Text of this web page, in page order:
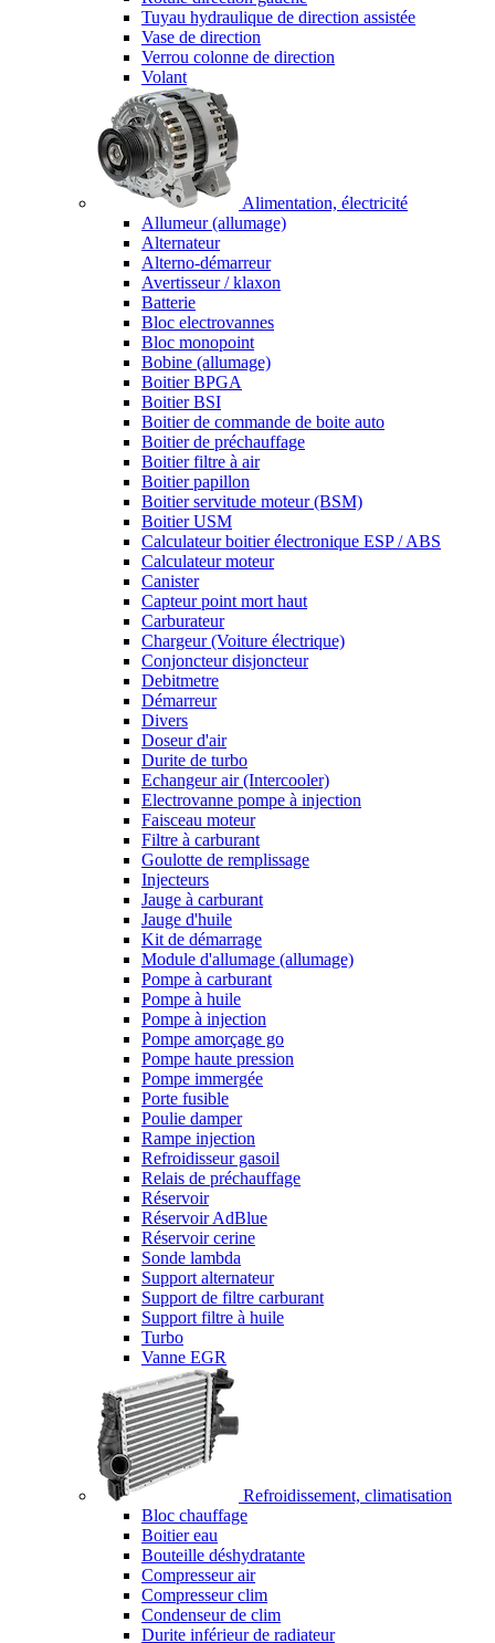
Tuyau hydraulique de direction assistée
Vase de direction
Verrou colonne de direction
Volant
Alimentation, électricité
Allumeur (allumage)
Alternateur
Alterno-démarreur
Avertisseur / klaxon
Batterie
Bloc electrovannes
Bloc monopoint
Bobine (allumage)
Boitier BPGA
Boitier BSI
Boitier de commande de boite auto
Boitier de préchauffage
Boitier filtre à air
Boitier papillon
Boitier servitude moteur (BSM)
Boitier USM
Calculateur boitier électronique ESP / ABS
Calculateur moteur
Canister
Capteur point mort haut
Carburateur
Chargeur (Voiture électrique)
Conjoncteur disjoncteur
Debitmetre
Démarreur
Divers
Doseur d'air
Durite de turbo
Echangeur air (Intercooler)
Electrovanne pompe à injection
Faisceau moteur
Filtre à carburant
Goulotte de remplissage
Injecteurs
Jauge à carburant
Jauge d'huile
Kit de démarrage
Module d'allumage (allumage)
Pompe à carburant
Pompe à huile
Pompe à injection
Pompe amorçage go
Pompe haute pression
Pompe immergée
Porte fusible
Poulie damper
Rampe injection
Refroidisseur gasoil
Relais de préchauffage
Réservoir
Réservoir AdBlue
Réservoir cerine
Sonde lambda
Support alternateur
Support de filtre carburant
Support filtre à huile
Turbo
Vanne EGR
Refroidissement, climatisation
Bloc chauffage
Boitier eau
Bouteille déshydratante
Compresseur air
Compresseur clim
Condenseur de clim
Durite inférieur de radiateur